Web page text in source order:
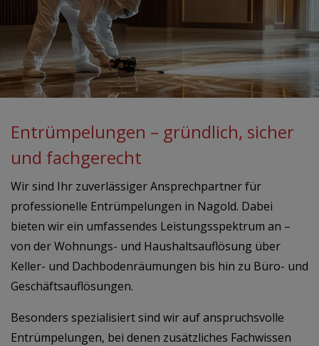
Entrümpelungen – gründlich, sicher
und fachgerecht
Wir sind Ihr zuverlässiger Ansprechpartner für
professionelle Entrümpelungen in Nagold. Dabei
bieten wir ein umfassendes Leistungsspektrum an –
von der Wohnungs- und Haushaltsauflösung über
Keller- und Dachbodenräumungen bis hin zu Büro- und
Geschäftsauflösungen.
Besonders spezialisiert sind wir auf anspruchsvolle
Entrümpelungen, bei denen zusätzliches Fachwissen